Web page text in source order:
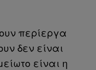
περίεργα
δεν είναι
είναι η